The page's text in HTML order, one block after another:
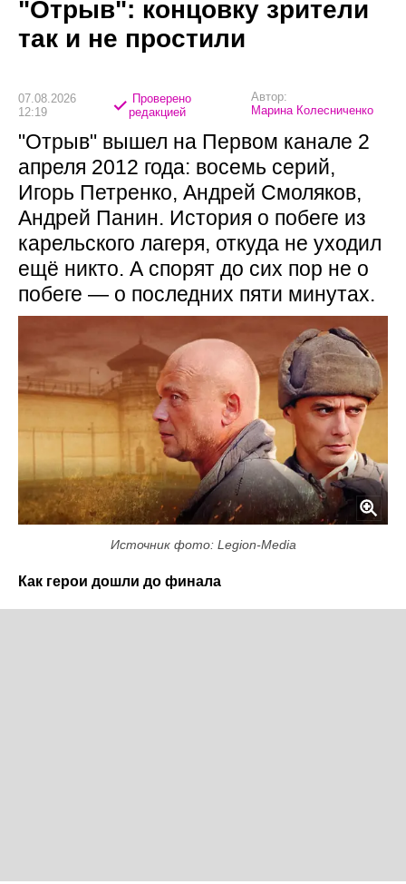
"Отрыв": концовку зрители
так и не простили
07.08.2026
12:19
Проверено
редакцией
Автор:
Марина Колесниченко
"Отрыв" вышел на Первом канале 2
апреля 2012 года: восемь серий,
Игорь Петренко, Андрей Смоляков,
Андрей Панин. История о побеге из
карельского лагеря, откуда не уходил
ещё никто. А спорят до сих пор не о
побеге — о последних пяти минутах.
Источник фото: Legion-Media
Как герои дошли до финала